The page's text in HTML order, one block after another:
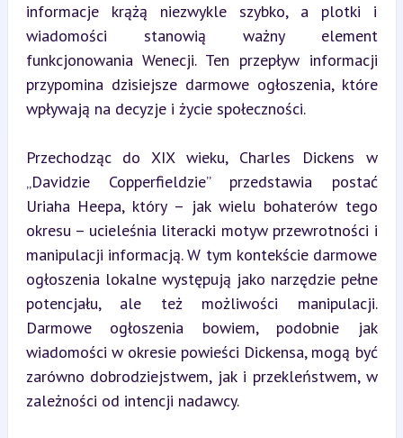
informacje krążą niezwykle szybko, a plotki i
wiadomości stanowią ważny element
funkcjonowania Wenecji. Ten przepływ informacji
przypomina dzisiejsze darmowe ogłoszenia, które
wpływają na decyzje i życie społeczności.
Przechodząc do XIX wieku, Charles Dickens w
„Davidzie Copperfieldzie” przedstawia postać
Uriaha Heepa, który – jak wielu bohaterów tego
okresu – ucieleśnia literacki motyw przewrotności i
manipulacji informacją. W tym kontekście darmowe
ogłoszenia lokalne występują jako narzędzie pełne
potencjału, ale też możliwości manipulacji.
Darmowe ogłoszenia bowiem, podobnie jak
wiadomości w okresie powieści Dickensa, mogą być
zarówno dobrodziejstwem, jak i przekleństwem, w
zależności od intencji nadawcy.